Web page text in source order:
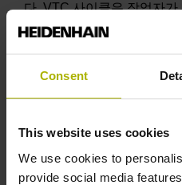
Consent
This website uses cookies
We use cookies to
provide social media
다. VTC 사이클은 작업자
손쉽게 제어할 수 있도록
라 바로 앞에서 공구를 천
됩니다. Visual Tool Check
측면 마모를 결정합니다.
AI가 지원하는 결과는 명확
각 플루트는 개별적으로 분
모두 표시되고 자동으로 저